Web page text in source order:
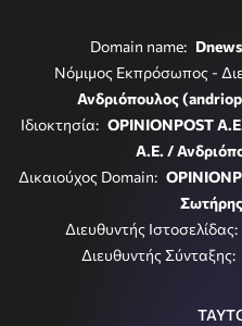
Domain name:
Νόμιμος Εκπρόσωπος -
Ανδριόπουλος
Ιδιοκτησία: OPINIONPOST
Α.Ε. /
Δικαιούχος Domain:
Διευθυντής Ιστοσελίδας:
Διευθυντής Σύνταξης: